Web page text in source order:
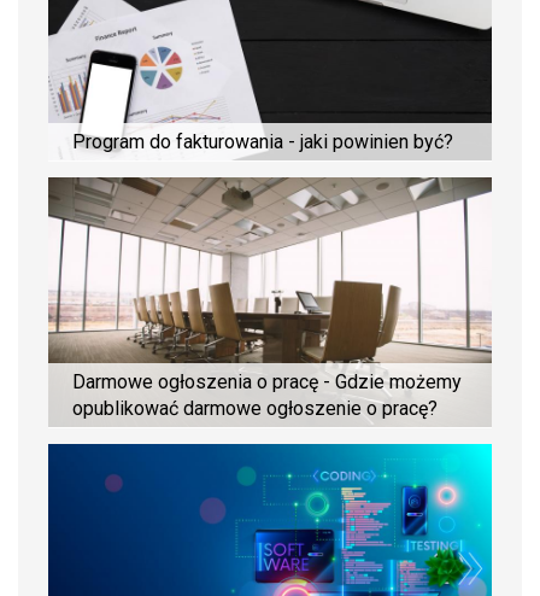
Program do fakturowania - jaki powinien być?
Darmowe ogłoszenia o pracę - Gdzie możemy
opublikować darmowe ogłoszenie o pracę?